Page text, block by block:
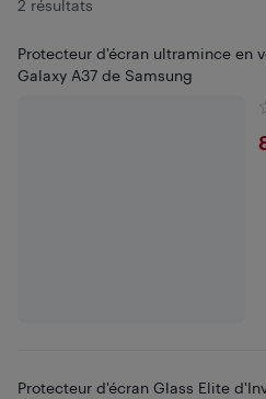
2 résultats
Protecteur d'écran ultramince en
Galaxy A37 de Samsung
Protecteur d'écran Glass Elite